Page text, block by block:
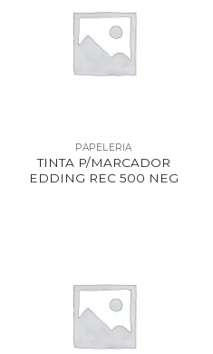
PAPELERIA
TINTA P/MARCADOR
EDDING REC 500 NEG